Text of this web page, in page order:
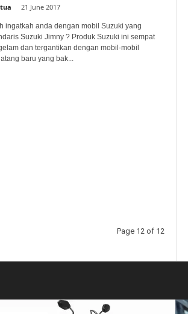
21 June 2017
ingatkah anda dengan mobil Suzuki yang
Suzuki Jimny ? Produk Suzuki ini sempat
dan tergantikan dengan mobil-mobil
baru yang bak...
Page 12 of 12